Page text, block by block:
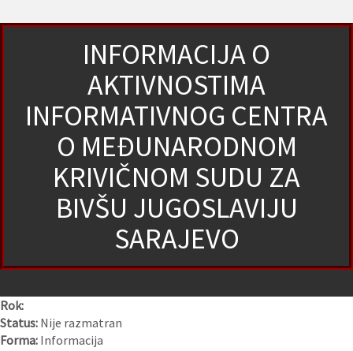
INFORMACIJA O
AKTIVNOSTIMA
INFORMATIVNOG CENTRA
O MEĐUNARODNOM
KRIVIČNOM SUDU ZA
BIVŠU JUGOSLAVIJU
SARAJEVO
Rok:
Status: Nije razmatran
Forma: Informacija